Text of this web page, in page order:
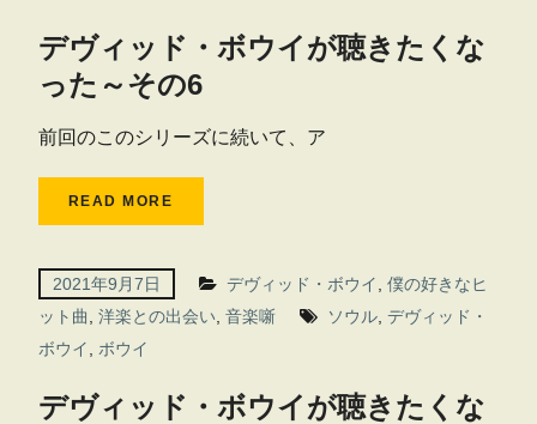
デヴィッド・ボウイが聴きたくな
った～その6
前回のこのシリーズに続いて、ア
READ MORE
2021年9月7日 デヴィッド・ボウイ
僕の好きなヒ
ット曲
洋楽との出会い 音楽噺 ソウル, デヴィッド・
ボウイ
ボウイ
デヴィッド・ボウイが聴きたくな